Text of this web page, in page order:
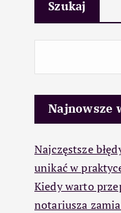
Szukaj
Najnowsze
Najczęstsze
unikać w
Kiedy warto
notariusza